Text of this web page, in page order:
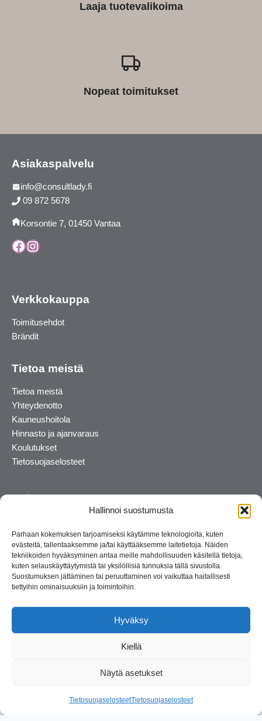
Hallinnoi suostumusta
Parhaan kokemuksen tarjoamiseksi käytämme teknologioita, kuten
evästeitä, tallentaaksemme ja/tai käyttääksemme laitetietoja. Näiden
tekniikoiden hyväksyminen antaa meille mahdollisuuden käsitellä tietoja,
kuten selauskäyttäytymistä tai yksilöllisiä tunnuksia tällä sivustolla.
Suostumuksen jättäminen tai peruuttaminen voi vaikuttaa haitallisesti
tiettyihin ominaisuuksiin ja toimintoihin.
Hyväksy
Kiellä
Näytä asetukset
TietosuojaselosteetTietosuojaselosteet
Laaja tuotevalikoima
Nopeat toimitukset
Asiakaspalvelu
info@consultlady.fi
09 872 5678
Korsontie 7, 01450 Vantaa
Facebook
Instagram
Verkkokauppa
Toimitusehdot
Brändit
Tietoa meistä
Tietoa meistä
Yhteydenotto
Kauneushoitola
Hinnasto ja ajanvaraus
Koulutukset
Tietosuojaselosteet
perheyritys yli 35 vuotta.
© 2026 Consult Lady